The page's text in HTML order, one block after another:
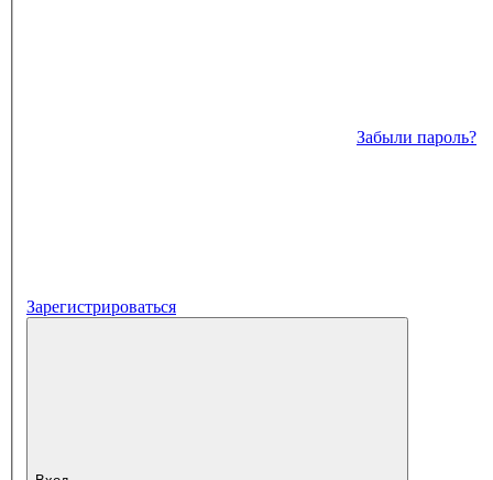
Забыли пароль?
Зарегистрироваться